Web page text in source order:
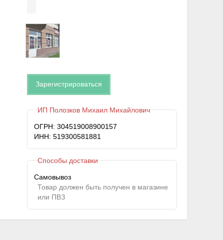
Зарегистрироваться
ИП Полозков Михаил Михайлович
ОГРН: 304519008900157
ИНН: 519300581881
Способы доставки
Самовывоз
Товар должен быть получен в магазине
или ПВЗ